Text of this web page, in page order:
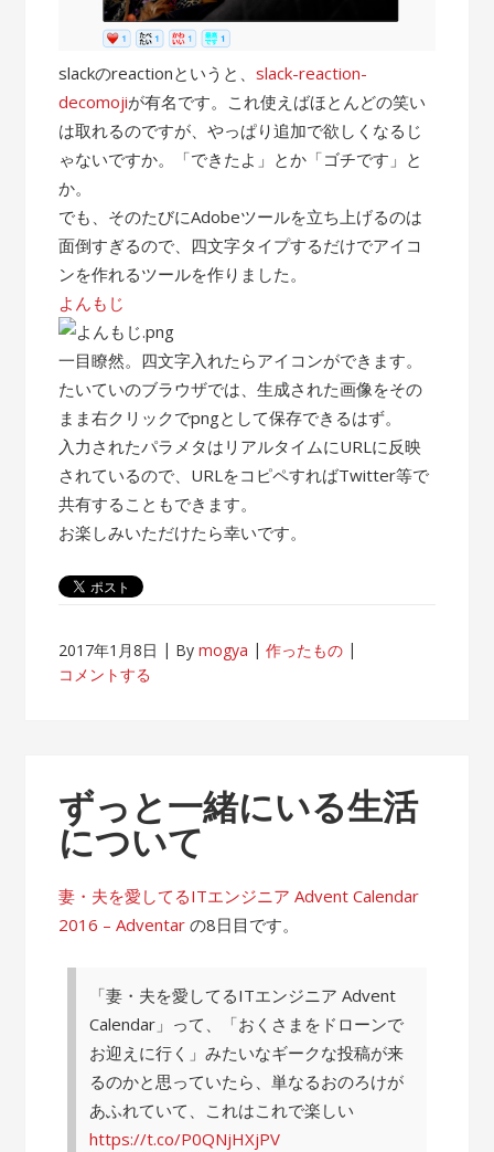
slackのreactionというと、slack-reaction-
decomojiが有名です。これ使えばほとんどの笑い
は取れるのですが、やっぱり追加で欲しくなるじ
ゃないですか。「できたよ」とか「ゴチです」と
か。
でも、そのたびにAdobeツールを立ち上げるのは
面倒すぎるので、四文字タイプするだけでアイコ
ンを作れるツールを作りました。
よんもじ
一目瞭然。四文字入れたらアイコンができます。
たいていのブラウザでは、生成された画像をその
まま右クリックでpngとして保存できるはず。
入力されたパラメタはリアルタイムにURLに反映
されているので、URLをコピペすればTwitter等で
共有することもできます。
お楽しみいただけたら幸いです。
2017年1月8日 Bymogya
作ったもの
コメントする
ずっと一緒にいる生活
について
妻・夫を愛してるITエンジニア Advent Calendar
2016 – Adventar の8日目です。
「妻・夫を愛してるITエンジニア Advent
Calendar」って、「おくさまをドローンで
お迎えに行く」みたいなギークな投稿が来
るのかと思っていたら、単なるおのろけが
あふれていて、これはこれで楽しい
https://t.co/P0QNjHXjPV